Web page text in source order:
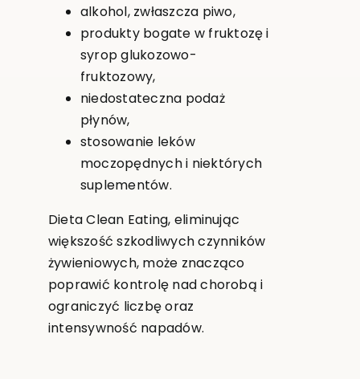
alkohol, zwłaszcza piwo,
produkty bogate w fruktozę i
syrop glukozowo-
fruktozowy,
niedostateczna podaż
płynów,
stosowanie leków
moczopędnych i niektórych
suplementów.
Dieta Clean Eating, eliminując
większość szkodliwych czynników
żywieniowych, może znacząco
poprawić kontrolę nad chorobą i
ograniczyć liczbę oraz
intensywność napadów.